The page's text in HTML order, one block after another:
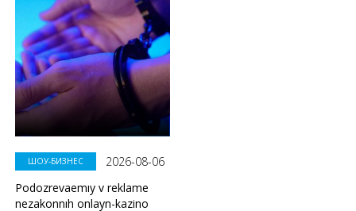
ШОУ-БИЗНЕС
2026-08-06
Podozrevaemıy v reklame
nezakonnıh onlayn-kazino